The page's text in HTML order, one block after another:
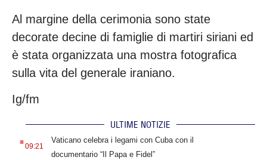
Al margine della cerimonia sono state
decorate decine di famiglie di martiri siriani ed
è stata organizzata una mostra fotografica
sulla vita del generale iraniano.
Ig/fm
ULTIME NOTIZIE
.09:21
Vaticano celebra i legami con Cuba con il
documentario “Il Papa e Fidel”